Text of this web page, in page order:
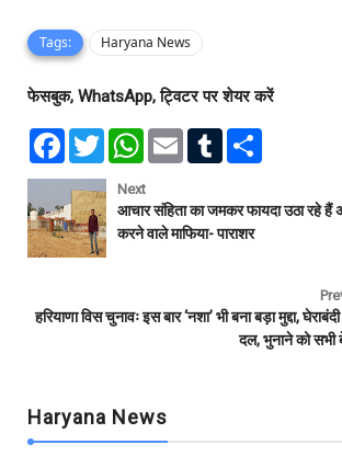
Tags: Haryana News
फेसबुक, WhatsApp, ट्विटर पर शेयर करें
F
e
b
o
o
k
T
w
t
t
e
r
W
t
s
A
p
E
l
T
l
r
e
Next
आचार संहिता का जमकर फायदा उठा रहे हैं
करने वाले माफिया- पाराशर
हरियाणा विस चुनावः इस बार ‘नशा’ भी बना बड़ा मुद्दा,
दल, भुनाने को सभी
Haryana News